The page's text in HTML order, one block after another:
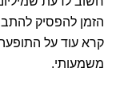
הזמן להפסיק
קרא עוד על
משמעותי.